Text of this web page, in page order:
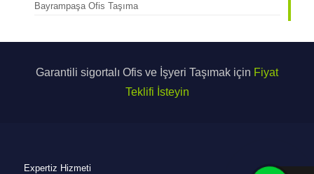
Bayrampaşa Ofis Taşıma
Garantili sigortalı Ofis ve İşyeri Taşımak için Fiyat
Teklifi İsteyin
Expertiz Hizmeti